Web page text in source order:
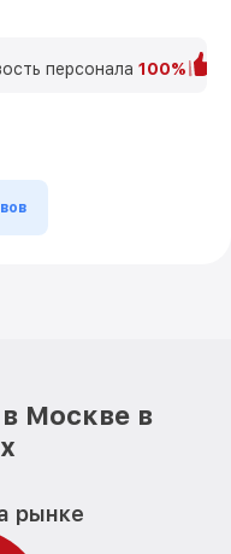
персонала 100%
Москве в
рынке